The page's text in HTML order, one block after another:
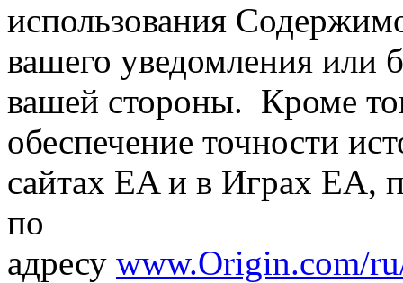
использования
вашего уведомления или
вашей стороны. Кроме
обеспечение точности
сайтах EA и в Играх EA,
по
адресу www.Origin.com/